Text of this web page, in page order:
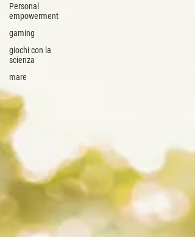
Personal
empowerment
gaming
giochi con la
scienza
mare